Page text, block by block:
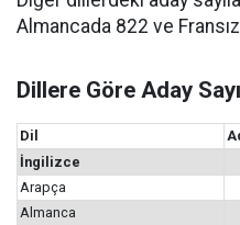
Almancada 822 ve
Dillere Göre Aday
Dil
İngilizce
Arapça
Almanca